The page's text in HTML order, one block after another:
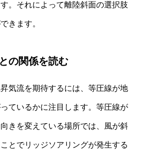
。それによって離陸斜面の選択肢
きます。
の関係を読む
気流を期待するには、等圧線が地
ているかに注目します。等圧線が
きを変えている場所では、風が斜
とでリッジソアリングが発生する